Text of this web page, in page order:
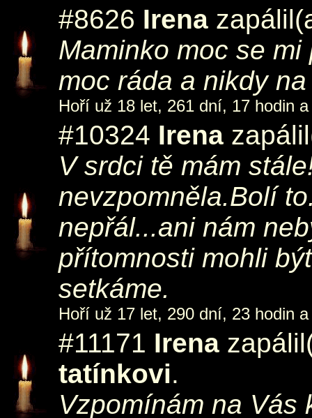
#8626 Irena
Maminko moc se
moc ráda a nikdy
Hoří už 18 let, 261 dní, 17 hodin
#10324 Irena
V srdci tě mám
nevzpomněla.Bolí
nepřál...ani nám
přítomnosti mohli
setkáme.
Hoří už 17 let, 290 dní, 23 hodin
#11171 Irena
tatínkovi.
Vzpomínám na Vás